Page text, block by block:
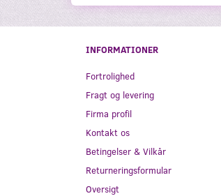
INFORMATIONER
Fortrolighed
Fragt og levering
Firma profil
Kontakt os
Betingelser & Vilkår
Returneringsformular
Oversigt